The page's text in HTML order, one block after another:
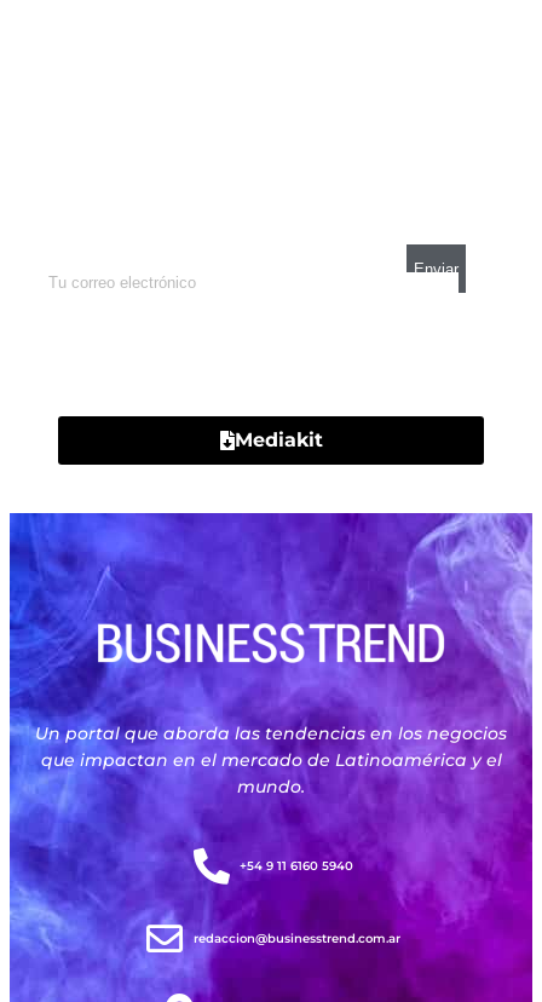
Mediakit
Un portal que aborda las tendencias en los negocios
que impactan en el mercado de Latinoamérica y el
mundo.
+54 9 11 6160 5940
redaccion@businesstrend.com.ar